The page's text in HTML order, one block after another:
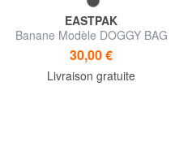
EASTPAK
Banane Modèle DOGGY BAG
30,00 €
Livraison gratuite